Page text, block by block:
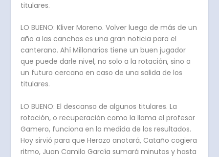
titulares.
LO BUENO: Kliver Moreno. Volver luego de más de un
año a las canchas es una gran noticia para el
canterano. Ahí Millonarios tiene un buen jugador
que puede darle nivel, no solo a la rotación, sino a
un futuro cercano en caso de una salida de los
titulares.
LO BUENO: El descanso de algunos titulares. La
rotación, o recuperación como la llama el profesor
Gamero, funciona en la medida de los resultados.
Hoy sirvió para que Herazo anotará, Cataño cogiera
ritmo, Juan Camilo García sumará minutos y hasta